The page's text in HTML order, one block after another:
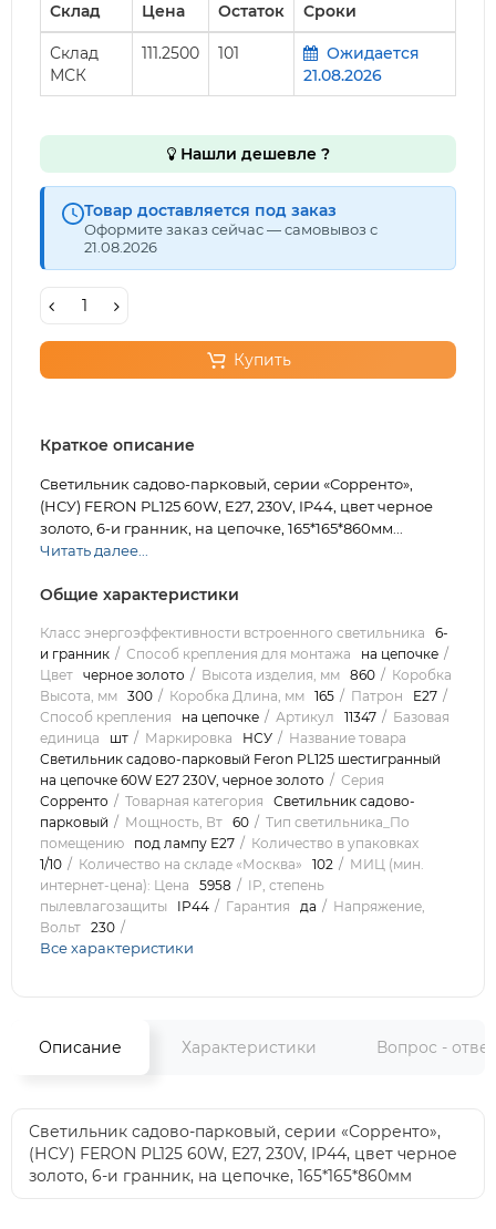
Склад Цена Остаток Сроки
Склад
МСК
111.2500 101
Ожидается
21.08.2026
Нашли дешевле ?
Товар доставляется под заказ
Оформите заказ сейчас — самовывоз с
21.08.2026
Купить
Краткое описание
Светильник садово-парковый, серии «Сорренто»,
(НСУ) FERON PL125 60W, E27, 230V, IP44, цвет черное
золото, 6-и гранник, на цепочке, 165*165*860мм...
Читать далее...
Общие характеристики
Класс энергоэффективности встроенного светильника
6-
и гранник
Способ крепления для монтажа
на цепочке
Цвет черное золото Высота изделия, мм 860
Коробка
Высота, мм 300 Коробка Длина, мм 165 Патрон
E27
Способ крепления
на цепочке Артикул 11347
Базовая
единица
шт Маркировка НСУ
Название товара
Светильник садово-парковый Feron PL125 шестигранный
на цепочке 60W E27 230V, черное золото
Серия
Сорренто
Товарная категория
Светильник садово-
парковый
Мощность, Вт 60
Тип светильника_По
помещению
под лампу Е27
Количество в упаковках
1/10
Количество на складе «Москва» 102
МИЦ (мин.
интернет-цена): Цена
5958
IP, степень
пылевлагозащиты
IP44 Гарантия да
Напряжение,
Вольт 230
Все характеристики
Описание Характеристики Вопрос -
Светильник садово-парковый, серии «Сорренто»,
(НСУ) FERON PL125 60W, E27, 230V, IP44, цвет черное
золото, 6-и гранник, на цепочке, 165*165*860мм